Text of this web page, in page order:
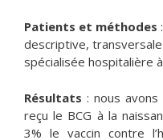
Patients et méthodes
descriptive,
spécialisée hospitalière
Résultats : nous
reçu le BCG à la
3% le vaccin contre